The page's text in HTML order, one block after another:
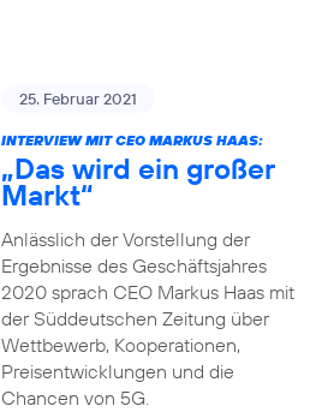
25. Februar 2021
INTERVIEW MIT CEO MARKUS HAAS:
„Das wird ein großer
Markt“
Anlässlich der Vorstellung der
Ergebnisse des Geschäftsjahres
2020 sprach CEO Markus Haas mit
der Süddeutschen Zeitung über
Wettbewerb, Kooperationen,
Preisentwicklungen und die
Chancen von 5G.